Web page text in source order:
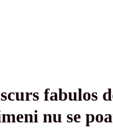
fabulos
nu se